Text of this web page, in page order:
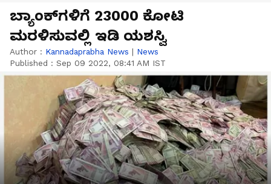
ಬ್ಯಾಂಕ್‌ಗಳಿಗೆ 23000 ಕೋಟಿ
ಮರಳಿಸುವಲ್ಲಿ ಇಡಿ ಯಶಸ್ವಿ
Author : Kannadaprabha News | News
Published : Sep 09 2022, 08:41 AM IST